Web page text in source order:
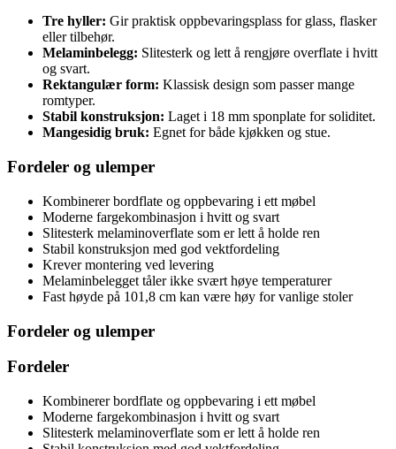
Tre hyller: Gir praktisk oppbevaringsplass for glass, flasker
eller tilbehør.
Melaminbelegg: Slitesterk og lett å rengjøre overflate i hvitt
og svart.
Rektangulær form: Klassisk design som passer mange
romtyper.
Stabil konstruksjon: Laget i 18 mm sponplate for soliditet.
Mangesidig bruk: Egnet for både kjøkken og stue.
Fordeler og ulemper
Kombinerer bordflate og oppbevaring i ett møbel
Moderne fargekombinasjon i hvitt og svart
Slitesterk melaminoverflate som er lett å holde ren
Stabil konstruksjon med god vektfordeling
Krever montering ved levering
Melaminbelegget tåler ikke svært høye temperaturer
Fast høyde på 101,8 cm kan være høy for vanlige stoler
Fordeler og ulemper
Fordeler
Kombinerer bordflate og oppbevaring i ett møbel
Moderne fargekombinasjon i hvitt og svart
Slitesterk melaminoverflate som er lett å holde ren